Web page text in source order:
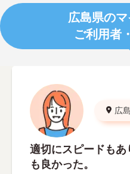
広島県の
ご利用者
広
適切にスピードも
も良かった。